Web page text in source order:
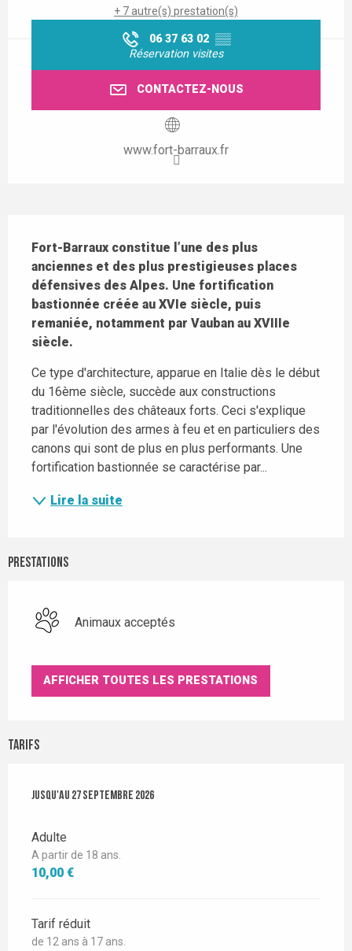
+ 7 autre(s) prestation(s)
06 37 63 02 ▒▒
Réservation visites
CONTACTEZ-NOUS
www.fort-barraux.fr
Fort-Barraux constitue l’une des plus
anciennes et des plus prestigieuses places
défensives des Alpes. Une fortification
bastionnée créée au XVIe siècle, puis
remaniée, notamment par Vauban au XVIIIe
siècle.
Ce type d'architecture, apparue en Italie dès le début
du 16ème siècle, succède aux constructions
traditionnelles des châteaux forts. Ceci s'explique
par l'évolution des armes à feu et en particuliers des
canons qui sont de plus en plus performants. Une
fortification bastionnée se caractérise par...
Lire la suite
Prestations
Animaux acceptés
AFFICHER TOUTES LES PRESTATIONS
Tarifs
Du1 mai 2026au27 septembre 2026
Jusqu'au 27 septembre 2026
Adulte
A partir de 18 ans.
10,00 €
Tarif réduit
de 12 ans à 17 ans.